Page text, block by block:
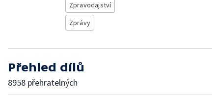
Zpravodajství
Zprávy
Přehled dílů
8958 přehratelných